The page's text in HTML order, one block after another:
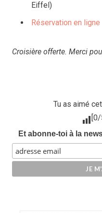
Eiffel)
Réservation en ligne
Croisière offerte. Merci
Tu as aimé
0/
Et abonne-toi à la